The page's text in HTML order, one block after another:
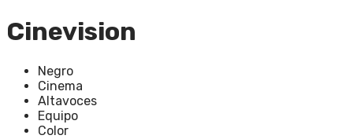
Cinevision
Negro
Cinema
Altavoces
Equipo
Color